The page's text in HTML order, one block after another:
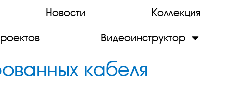
Новости Коллекция
Видеоинструктор
кабеля